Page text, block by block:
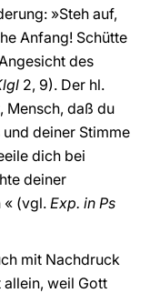
»Steh auf,
Anfang! Schütte
des
2, 9). Der hl.
Mensch, daß du
deiner Stimme
dich bei
deiner
« (vgl. Exp. in Ps
mit Nachdruck
weil Gott